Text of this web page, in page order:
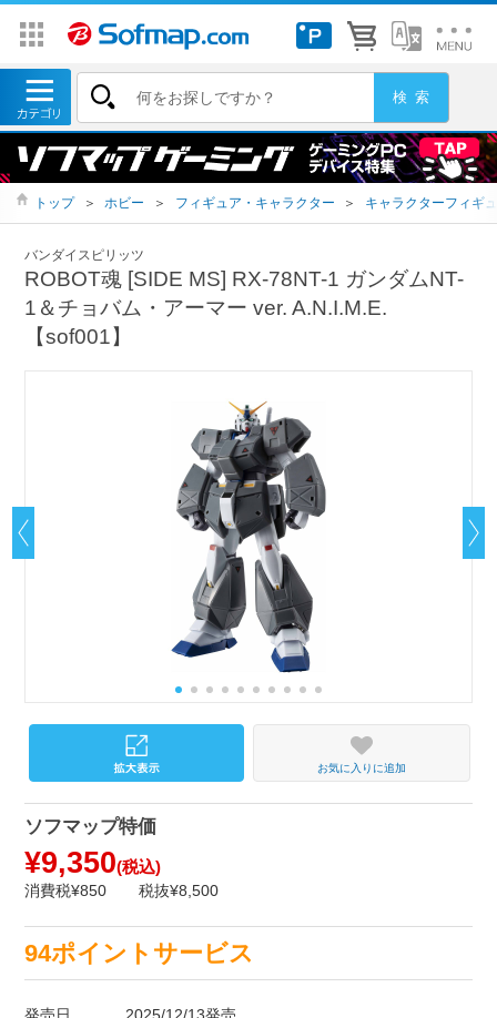
トップ ＞ ホビー ＞ フィギュア・キャラクター ＞ キャラクターフィギ
バンダイスピリッツ
ROBOT魂 [SIDE MS] RX-78NT-1 ガンダムNT-
1＆チョバム・アーマー ver. A.N.I.M.E.
【sof001】
お気に入りに追加
ソフマップ特価
¥9,350(税込)
消費税¥850 税抜¥8,500
94ポイントサービス
発売日 2025/12/13発売